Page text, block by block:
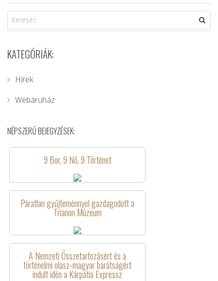
KATEGÓRIÁK:
Hírek
Webáruház
NÉPSZERŰ BEJEGYZÉSEK:
9 Bor, 9 Nő, 9 Történet
Páratlan gyűjteménnyel gazdagodott a
Trianon Múzeum
A Nemzeti Összetartozásért és a
történelmi olasz-magyar barátságért
indult idén a Kárpátia Expressz